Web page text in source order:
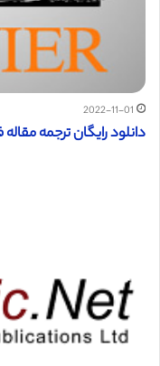
2022-11-01
دانلود رایگان ترجمه مقاله